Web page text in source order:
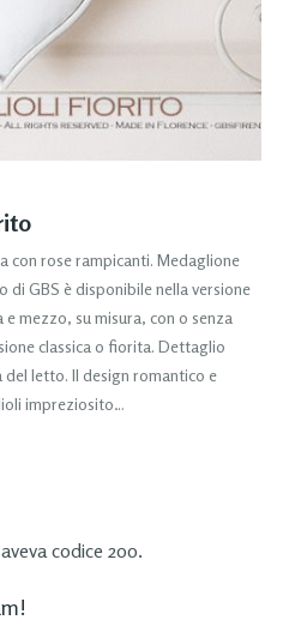
con rose rampicanti. Medaglione
GBS è disponibile nella versione
mezzo, su misura, con o senza
classica o fiorita. Dettaglio
letto. Il design romantico e
impreziosito…
codice 200.